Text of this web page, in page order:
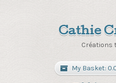
Cathie
Créations
My Basket: